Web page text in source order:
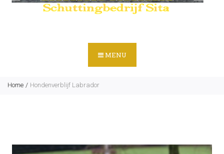
MENU
Home Hondenverblijf Labrador